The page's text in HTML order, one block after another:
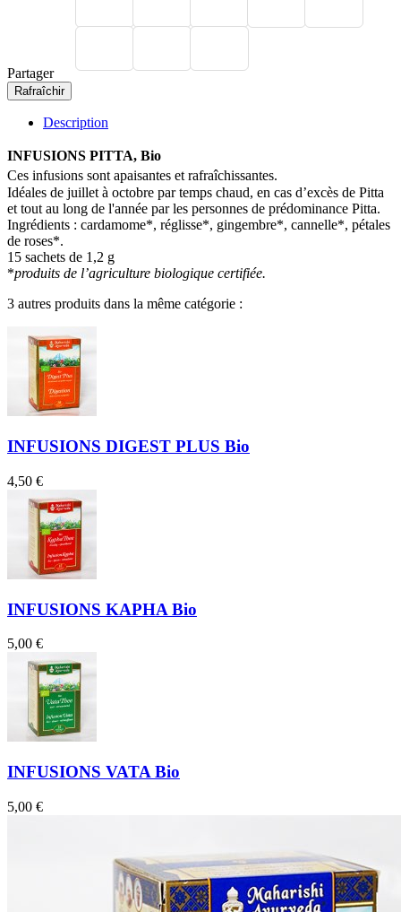
Partager
Description
INFUSIONS PITTA, Bio
Ces infusions sont apaisantes et rafraîchissantes.
Idéales de juillet à octobre par temps chaud, en cas d’excès de Pitta
et tout au long de l'année par les personnes de prédominance Pitta.
Ingrédients : cardamome*, réglisse*, gingembre*, cannelle*, pétales
de roses*.
15 sachets de 1,2 g
*produits de l’agriculture biologique certifiée.
3 autres produits dans la même catégorie :
INFUSIONS DIGEST PLUS Bio
4,50 €
INFUSIONS KAPHA Bio
5,00 €
INFUSIONS VATA Bio
5,00 €